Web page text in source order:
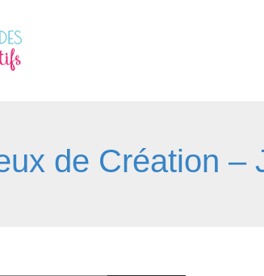
de Création –